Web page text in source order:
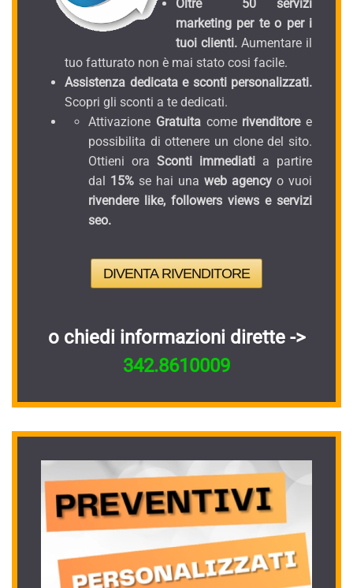
Oltre 50 servizi
marketing per te o per i
tuoi clienti. Aumentare il
tuo fatturato non è mai stato cosi facile.
Assistenza dedicata e sconti personalizzati.
Scopri gli sconti a te dedicati.
Attivazione Gratuitacomerivenditoree
possibilita di ottenere un clone del sito.
Ottieni ora Sconti immediati a partire
dal 15% se hai una web agency o vuoi
rivendere like, followers views e servizi
seo.
DIVENTA RIVENDITORE
o chiedi informazioni dirette ->
342.8610009